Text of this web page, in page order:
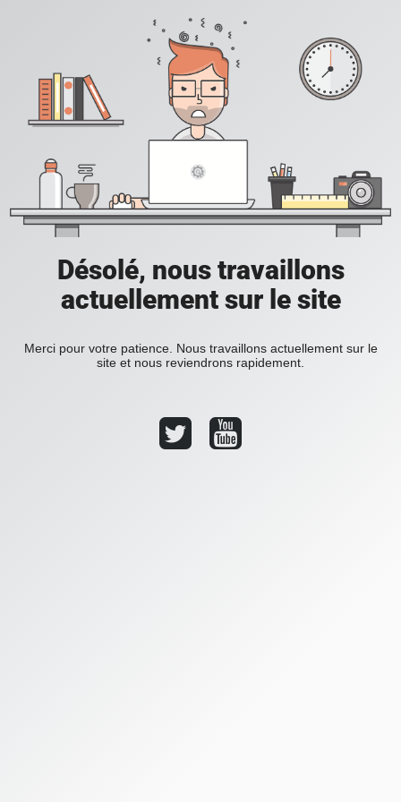
Désolé, nous travaillons
actuellement sur le site
Merci pour votre patience. Nous travaillons actuellement sur le
site et nous reviendrons rapidement.